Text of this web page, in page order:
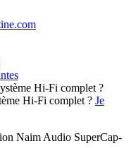
Hi-Fi complet ? Je
Naim Audio SuperCap-